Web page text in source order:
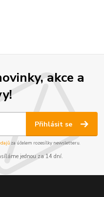
akce a
Přihlásit se
za účelem rozesílky newsletteru.
jednou za 14 dní.